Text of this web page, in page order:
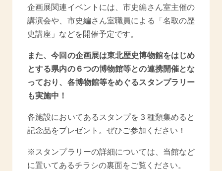
企画展関連イベントには、市史編さん室主催の
講演会や、市史編さん室職員による「名取の歴
史講座」などを開催予定です。
また、今回の企画展は東北歴史博物館をはじめ
とする県内の６つの博物館等との連携開催とな
っており、各博物館等をめぐるスタンプラリー
も実施中！
各施設においてあるスタンプを３種類集めると
記念品をプレゼント。 ぜひご参加ください！
※スタンプラリーの詳細については、当館など
に置いてあるチラシの裏面をご覧ください。